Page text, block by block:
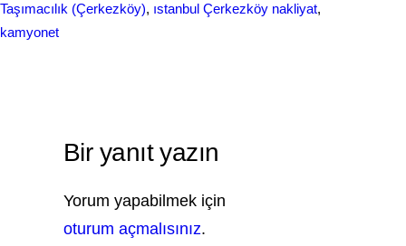
Taşımacılık (Çerkezköy), ıstanbul Çerkezköy nakliyat
kamyonet
Bir yanıt yazın
Yorum yapabilmek için
oturum açmalısınız.